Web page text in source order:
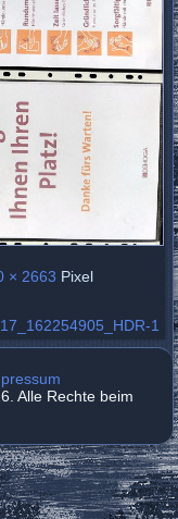
× 2663 Pixel
1
Alle Rechte beim
.